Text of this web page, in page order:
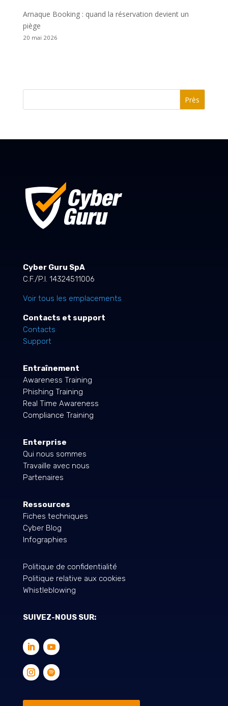
Arnaque Booking : quand la réservation devient un
piège
20 mai 2026
Près
Cyber Guru SpA
C.F./P.I. 14324511006
Voir tous les emplacements
Contacts et support
Contacts
Support
Entraînement
Awareness Training
Phishing Training
Real Time Awareness
Compliance Training
Enterprise
Qui nous sommes
Travaille avec nous
Partenaires
Ressources
Fiches techniques
Cyber Blog
Infographies
Politique de confidentialité
Politique relative aux cookies
Whistleblowing
SUIVEZ-NOUS SUR: